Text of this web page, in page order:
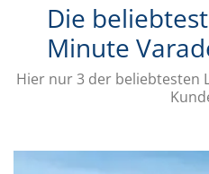
Die
Minute
Hier nur 3 der beliebtesten